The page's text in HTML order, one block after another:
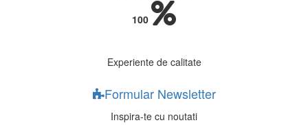
100
Experiente de calitate
Formular Newsletter
Inspira-te cu noutati